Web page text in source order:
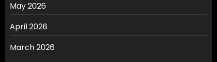
May 2026
April 2026
March 2026